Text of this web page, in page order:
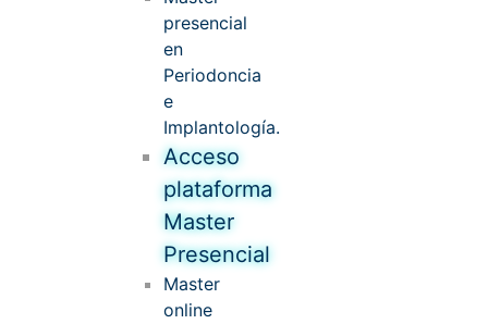
presencial
en
Periodoncia
e
Implantología.
Acceso
plataforma
Master
Presencial
Master
online